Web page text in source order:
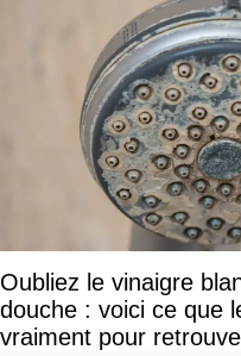
Oubliez le vinaigre
douche : voici ce que
vraiment pour